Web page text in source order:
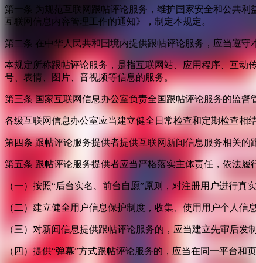
第一条 为规范互联网跟帖评论服务，维护国家安全和公共
互联网信息内容管理工作的通知》，制定本规定。
第二条 在中华人民共和国境内提供跟帖评论服务，应当遵守
本规定所称跟帖评论服务，是指互联网站、应用程序、互动
号、表情、图片、音视频等信息的服务。
第三条 国家互联网信息办公室负责全国跟帖评论服务的监
各级互联网信息办公室应当建立健全日常检查和定期检查相
第四条 跟帖评论服务提供者提供互联网新闻信息服务相关
第五条 跟帖评论服务提供者应当严格落实主体责任，依法履
（一）按照“后台实名、前台自愿”原则，对注册用户进行
（二）建立健全用户信息保护制度，收集、使用用户个人
（三）对新闻信息提供跟帖评论服务的，应当建立先审后发制
（四）提供“弹幕”方式跟帖评论服务的，应当在同一平台和